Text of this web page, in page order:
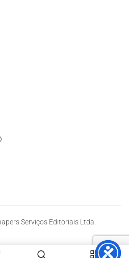
Serviços Editoriais Ltda.